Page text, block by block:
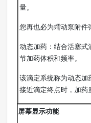
量。
您再也必为蠕动泵附件
动态加药：结合活塞式
节加药体积和频率。
该滴定系统称为动态加
接近滴定终点时，加药
屏幕显示功能